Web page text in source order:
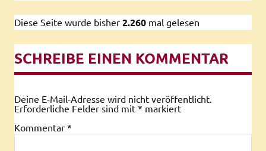
Diese Seite wurde bisher 2.260 mal gelesen
SCHREIBE EINEN KOMMENTAR
Deine E-Mail-Adresse wird nicht veröffentlicht.
Erforderliche Felder sind mit * markiert
Kommentar *